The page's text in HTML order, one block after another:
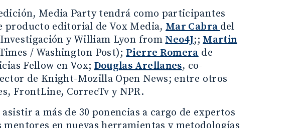
Media Party tendrá como participantes
producto editorial de Vox Media, Mar Cabradel
y William Lyon fromNeo4J;;Martin
/ Washington Post);Pierre Romerade
Fellow en Vox;Douglas Arellanes, co-
de Knight-Mozilla Open News; entre otros
FrontLine, CorrecTv y NPR.
a más de 30 ponencias a cargo de expertos